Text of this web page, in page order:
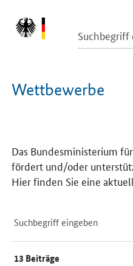
Wettbewerbe
Das Bundesministerium
fördert und/oder
Hier finden Sie eine
Suche
Suchfeld
13 Beiträge